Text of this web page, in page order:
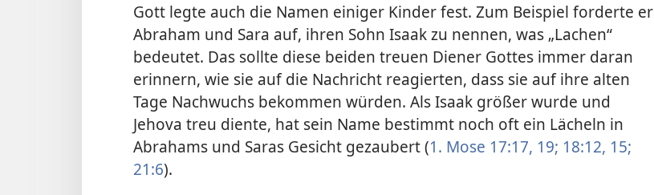
Gott legte auch die Namen einiger Kinder fest. Zum Beispiel forderte er
Abraham und Sara auf, ihren Sohn Isaak zu nennen, was „Lachen“
bedeutet. Das sollte diese beiden treuen Diener Gottes immer daran
erinnern, wie sie auf die Nachricht reagierten, dass sie auf ihre alten
Tage Nachwuchs bekommen würden. Als Isaak größer wurde und
Jehova treu diente, hat sein Name bestimmt noch oft ein Lächeln in
Abrahams und Saras Gesicht gezaubert (1. Mose 17:17, 19; 18:12, 15;
21:6).